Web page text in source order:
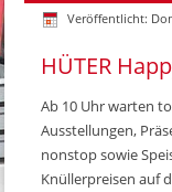
Veröffentlicht:
HÜTER
Ab 10 Uhr warten
Ausstellungen,
nonstop sowie
Knüllerpreisen auf